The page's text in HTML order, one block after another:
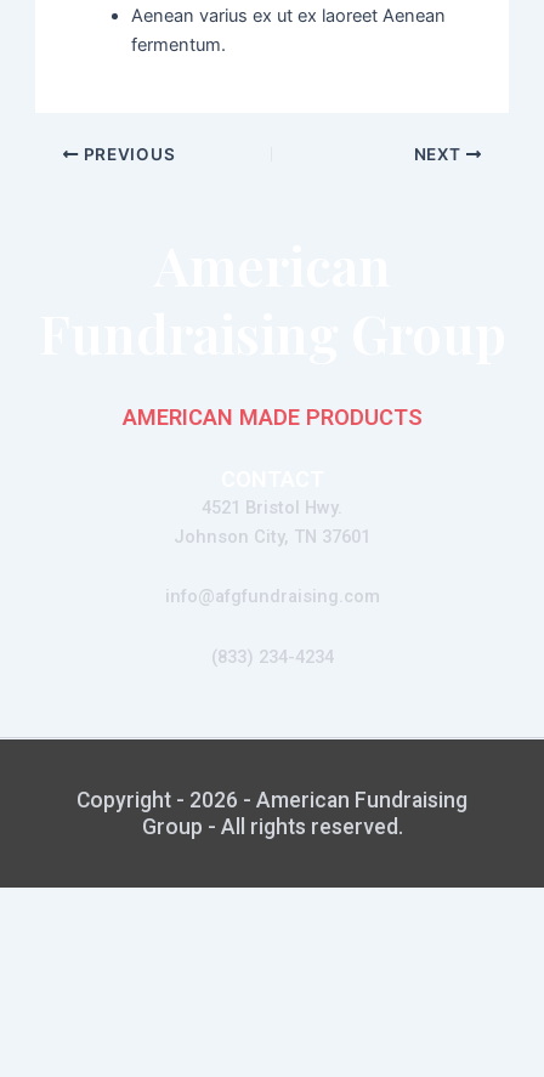
Aenean varius ex ut ex laoreet Aenean
fermentum.
PREVIOUS NEXT
AMERICAN MADE PRODUCTS
4521 Bristol Hwy.
Johnson City, TN 37601
info@afgfundraising.com
(833) 234-4234
Copyright - 2026 - American Fundraising
Group - All rights reserved.